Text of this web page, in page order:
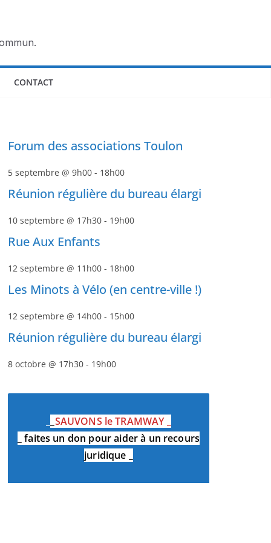
CONTACT
Forum des associations Toulon
5 septembre @ 9h00 - 18h00
Réunion régulière du bureau élargi
10 septembre @ 17h30 - 19h00
Rue Aux Enfants
12 septembre @ 11h00 - 18h00
Les Minots à Vélo (en centre-ville !)
12 septembre @ 14h00 - 15h00
Réunion régulière du bureau élargi
8 octobre @ 17h30 - 19h00
SAUVONS le TRAMWAY_
_faites un don pour aider à un recours
juridique